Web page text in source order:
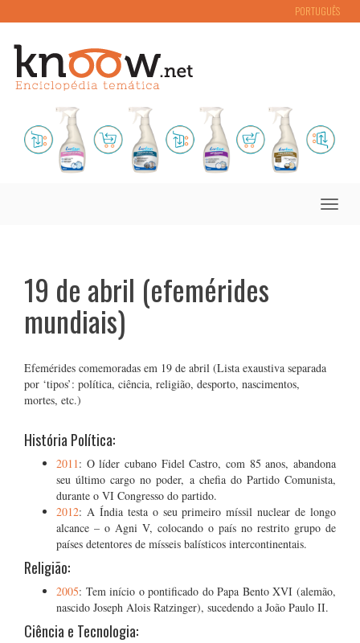
PORTUGUÊS
Toggle
19 de abril (efemérides
mundiais)
Efemérides comemoradas em 19 de abril (Lista exaustiva separada
por ‘tipos’: política, ciência, religião, desporto, nascimentos,
mortes, etc.)
História Política:
2011: O líder cubano Fidel Castro, com 85 anos, abandona
seu último cargo no poder, a chefia do Partido Comunista,
durante o VI Congresso do partido.
2012: A Índia testa o seu primeiro míssil nuclear de longo
alcance – o Agni V, colocando o país no restrito grupo de
países detentores de mísseis balísticos intercontinentais.
Religião:
2005: Tem início o pontificado do Papa Bento XVI (alemão,
nascido Joseph Alois Ratzinger), sucedendo a João Paulo II.
Ciência e Tecnologia: